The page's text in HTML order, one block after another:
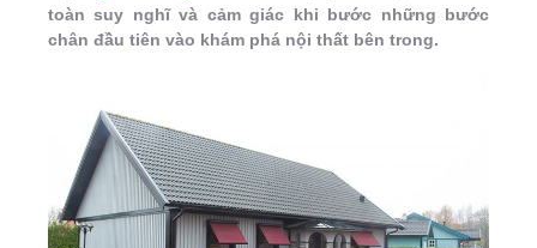
toàn suy nghĩ và cảm giác khi bước những bước
chân đầu tiên vào khám phá nội thất bên trong.